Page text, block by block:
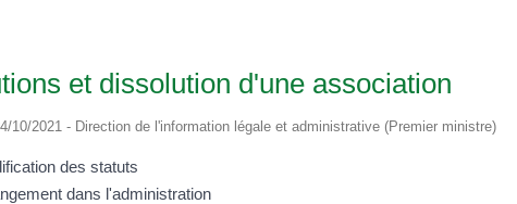
et dissolution d'une association
10/2021 - Direction de l'information légale et administrative (Premier ministre)
des statuts
dans l'administration